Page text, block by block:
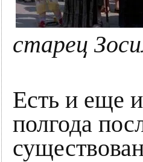
старец
Есть и еще
полгода